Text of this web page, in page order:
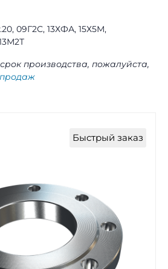
09Г2С, 13ХФА, 15Х5М,
производства, пожалуйста,
Быстрый заказ